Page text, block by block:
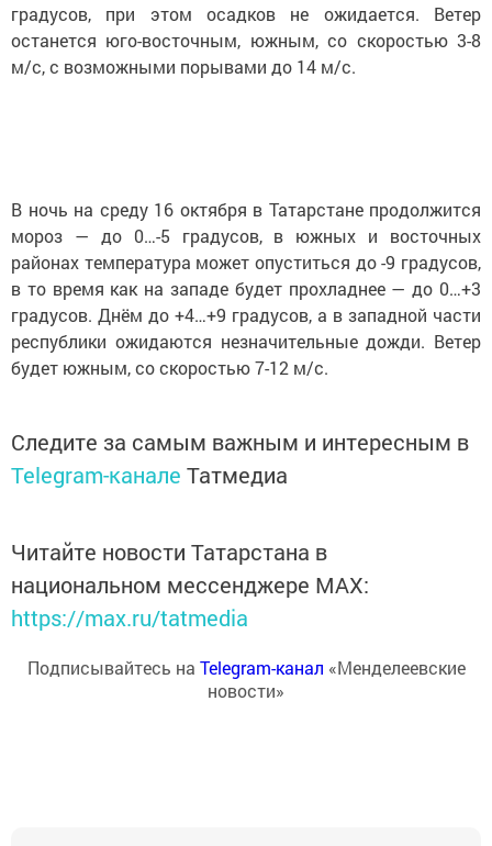
градусов, при этом осадков не ожидается. Ветер
останется юго-восточным, южным, со скоростью 3-8
м/с, с возможными порывами до 14 м/с.
В ночь на среду 16 октября в Татарстане продолжится
мороз — до 0…-5 градусов, в южных и восточных
районах температура может опуститься до -9 градусов,
в то время как на западе будет прохладнее — до 0…+3
градусов. Днём до +4…+9 градусов, а в западной части
республики ожидаются незначительные дожди. Ветер
будет южным, со скоростью 7-12 м/с.
Следите за самым важным и интересным в
Telegram-канале Татмедиа
Читайте новости Татарстана в
национальном мессенджере MАХ:
https://max.ru/tatmedia
Подписывайтесь на Telegram-канал «Менделеевские
новости»